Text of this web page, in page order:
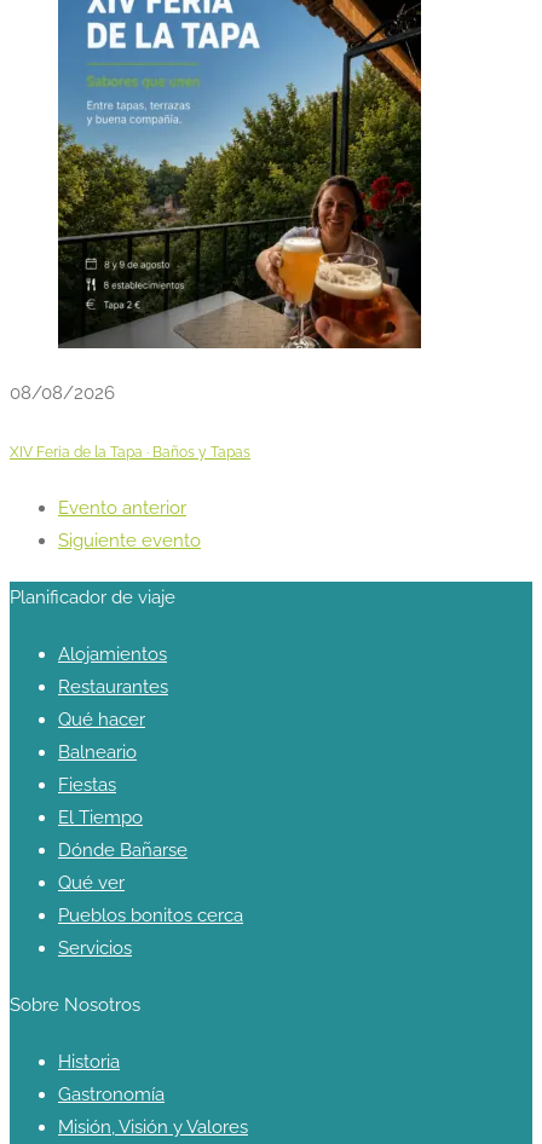
08/08/2026
XIV Feria de la Tapa · Baños y Tapas
Evento anterior
Siguiente evento
Planificador de viaje
Alojamientos
Restaurantes
Qué hacer
Balneario
Fiestas
El Tiempo
Dónde Bañarse
Qué ver
Pueblos bonitos cerca
Servicios
Sobre Nosotros
Historia
Gastronomía
Misión, Visión y Valores